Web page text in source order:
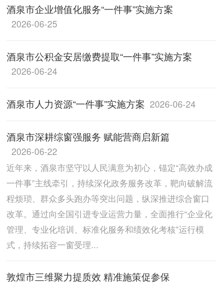
酒泉市企业增值化服务“一件事”实施方案
2026-06-25
酒泉市公积金安居缴费提取“一件事”实施方案
2026-06-24
酒泉市人力资源“一件事”实施方案 2026-06-24
酒泉市深耕综窗强服务 赋能营商启新篇
2026-06-22
近年来，酒泉市坚守以人民满意为初心，锚定“高效办成
一件事”主线牵引，持续深化政务服务改革，靶向破解流
程烦琐、群众多头跑办等突出问题，纵深推进综合窗口
改革。通过向全国引进专业运营力量，全面推行“企业化
管理、专业化培训、标准化服务和绩效化考核”运行模
式，持续拓容一窗受理...
敦煌市三维聚力提质效 精准施策促参保